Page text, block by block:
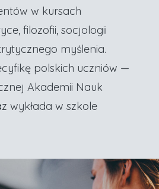
w kursach
filozofii, socjologii
myślenia.
polskich uczniów —
Akademii Nauk
wykłada w szkole